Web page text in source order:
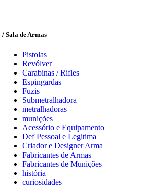
/ Sala de Armas
Pistolas
Revólver
Carabinas / Rifles
Espingardas
Fuzis
Submetralhadora
metralhadoras
munições
Acessório e Equipamento
Def Pessoal e Legitima
Criador e Designer Arma
Fabricantes de Armas
Fabricantes de Munições
história
curiosidades